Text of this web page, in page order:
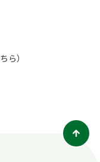
ら）